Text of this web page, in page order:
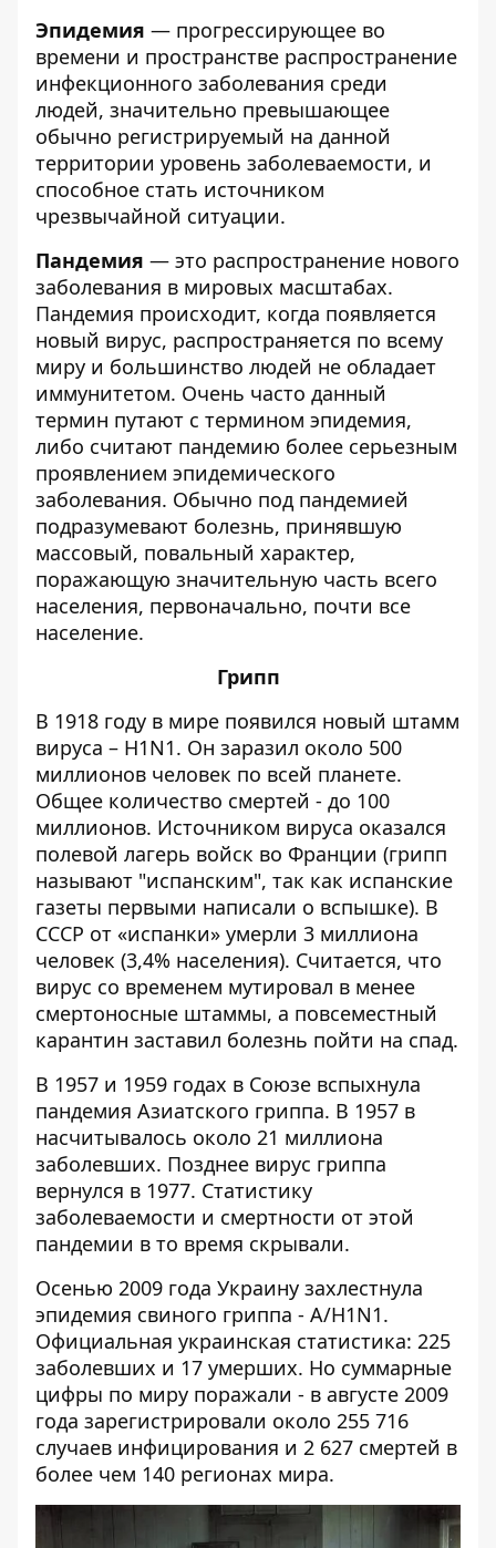
Эпидемия — прогрессирующее во
времени и пространстве распространение
инфекционного заболевания среди
людей, значительно превышающее
обычно регистрируемый на данной
территории уровень заболеваемости, и
способное стать источником
чрезвычайной ситуации.
Пандемия — это распространение нового
заболевания в мировых масштабах.
Пандемия происходит, когда появляется
новый вирус, распространяется по всему
миру и большинство людей не обладает
иммунитетом. Очень часто данный
термин путают с термином эпидемия,
либо считают пандемию более серьезным
проявлением эпидемического
заболевания. Обычно под пандемией
подразумевают болезнь, принявшую
массовый, повальный характер,
поражающую значительную часть всего
населения, первоначально, почти все
население.
Грипп
В 1918 году в мире появился новый штамм
вируса – H1N1. Он заразил около 500
миллионов человек по всей планете.
Общее количество смертей - до 100
миллионов. Источником вируса оказался
полевой лагерь войск во Франции (грипп
называют "испанским", так как испанские
газеты первыми написали о вспышке). В
СССР от «испанки» умерли 3 миллиона
человек (3,4% населения). Считается, что
вирус со временем мутировал в менее
смертоносные штаммы, а повсеместный
карантин заставил болезнь пойти на спад.
В 1957 и 1959 годах в Союзе вспыхнула
пандемия Азиатского гриппа. В 1957 в
насчитывалось около 21 миллиона
заболевших. Позднее вирус гриппа
вернулся в 1977. Статистику
заболеваемости и смертности от этой
пандемии в то время скрывали.
Осенью 2009 года Украину захлестнула
эпидемия свиного гриппа - A/H1N1.
Официальная украинская статистика: 225
заболевших и 17 умерших. Но суммарные
цифры по миру поражали - в августе 2009
года зарегистрировали около 255 716
случаев инфицирования и 2 627 смертей в
более чем 140 регионах мира.